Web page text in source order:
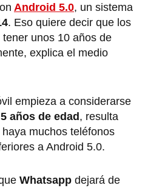
Android 5.0, un sistema
. Eso quiere decir que los
unos 10 años de
explica el medio
empieza a considerarse
años de edad, resulta
haya muchos teléfonos
a Android 5.0.
Whatsapp dejará de